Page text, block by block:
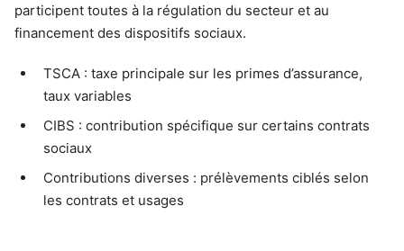
participent toutes à la régulation du secteur et au
financement des dispositifs sociaux.
TSCA : taxe principale sur les primes d’assurance,
taux variables
CIBS : contribution spécifique sur certains contrats
sociaux
Contributions diverses : prélèvements ciblés selon
les contrats et usages